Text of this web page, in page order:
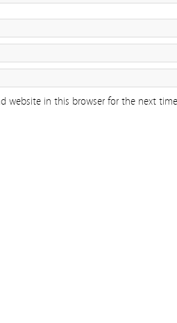
website in this browser for the next